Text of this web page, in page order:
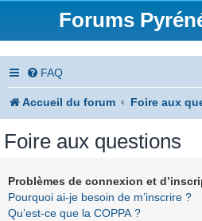
Forums
FAQ
Accueil du forum Foire aux
Foire aux questions
Problèmes de connexion et
Pourquoi ai-je besoin de m’inscrire ?
Qu’est-ce que la COPPA ?